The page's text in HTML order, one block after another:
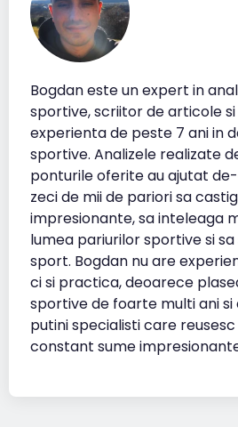
Bogdan este un expert in
sportive, scriitor de articole si
experienta de peste 7 ani in
sportive. Analizele realizate
ponturile oferite au ajutat
zeci de mii de pariori sa
impresionante, sa inteleaga
lumea pariurilor sportive si
sport. Bogdan nu are
ci si practica, deoarece
sportive de foarte multi ani si
putini specialisti care
constant sume